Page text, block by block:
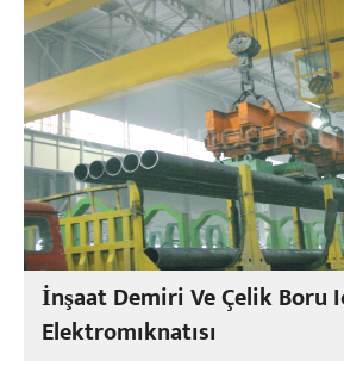
İnşaat Demiri Ve Çelik Boru
Elektromıknatısı